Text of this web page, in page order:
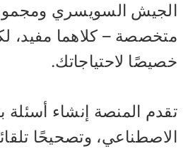
السويسري ومجموعة
– كلاهما مفيد،
لاحتياجاتك.
المنصة إنشاء أسئلة
وتصحيحًا